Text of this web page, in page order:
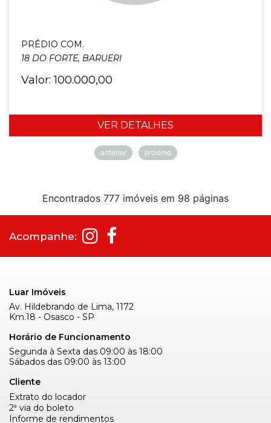
PRÉDIO COM.
18 DO FORTE, BARUERI
Valor: 100.000,00
VER DETALHES
anterior próximo
Encontrados 777 imóveis em 98 páginas
Acompanhe:
Luar Imóveis
Av. Hildebrando de Lima, 1172
Km.18 - Osasco - SP
Horário de Funcionamento
Segunda à Sexta das 09:00 às 18:00
Sábados das 09:00 às 13:00
Cliente
Extrato do locador
2ª via do boleto
Informe de rendimentos